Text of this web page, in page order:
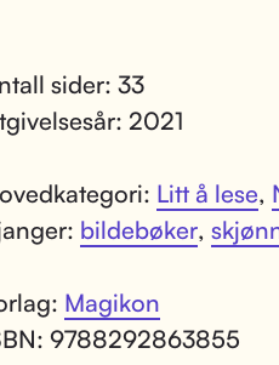
sider: 33
2021
Litt å lese,
bildebøker,
Magikon
9788292863855